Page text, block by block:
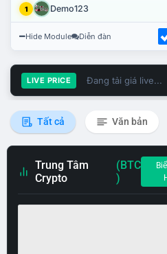
1 Demo123
Hide Module Diễn đàn
LIVE PRICE Đang tải giá live...
Tất cả Văn bản
Trung Tâm
Crypto
(BTC
)